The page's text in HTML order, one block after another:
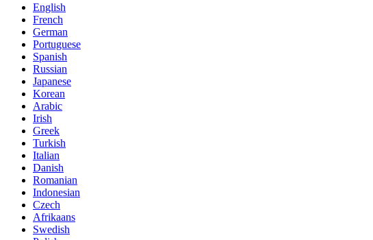
English
French
German
Portuguese
Spanish
Russian
Japanese
Korean
Arabic
Irish
Greek
Turkish
Italian
Danish
Romanian
Indonesian
Czech
Afrikaans
Swedish